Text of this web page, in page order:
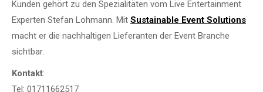
Kunden gehört zu den Spezialitäten vom Live Entertainment
Experten Stefan Lohmann. Mit Sustainable Event Solutions
macht er die nachhaltigen Lieferanten der Event Branche
sichtbar.
Kontakt:
Tel: 01711662517